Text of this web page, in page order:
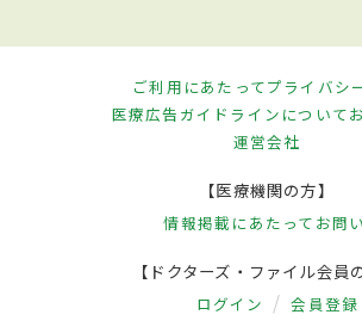
ご利用にあたってプライバシ
医療広告ガイドラインについて
運営会社
【医療機関の方】
情報掲載にあたって お問
【ドクターズ・ファイル会員
ログイン 会員登録